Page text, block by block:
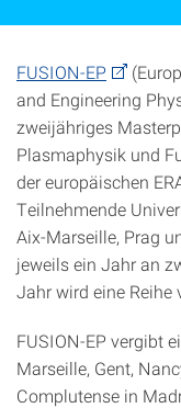
FUSION-EP
and Engineering
zweijähriges
Plasmaphysik und
der europäischen
Teilnehmende
Aix-Marseille, Prag
jeweils ein Jahr an
Jahr wird eine Reihe
FUSION-EP vergibt
Marseille, Gent,
Complutense in